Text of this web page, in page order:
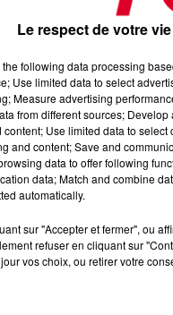
Le respect de votre
the following data processing
Use limited data to select
Measure advertising
from different sources;
Use limited data to
and content; Save and
data to offer following
data; Match and combine
automatically.
sur "Accepter et fermer", ou
refuser en cliquant sur
vos choix, ou retirer votre